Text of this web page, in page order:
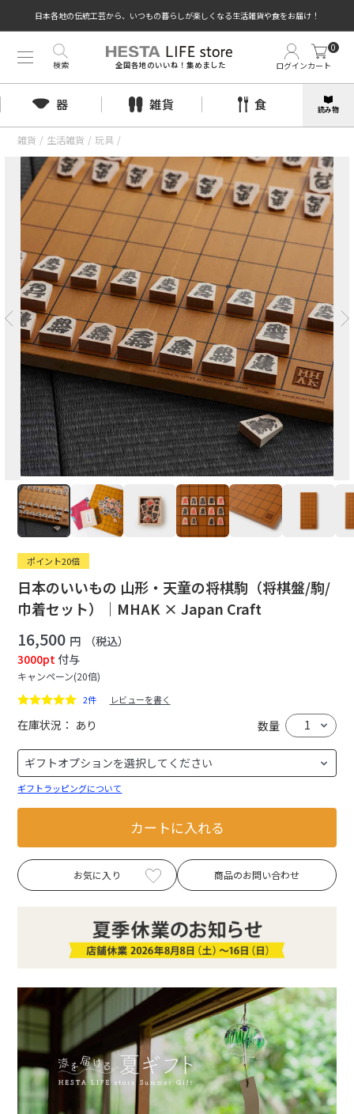
日本各地の伝統工芸から、いつもの暮らしが楽しくなる生活雑貨や食をお届け！
全国各地のいいね！集めました ログインカート
0
検索
器 雑貨 食 読み物
雑貨 / 生活雑貨 / 玩具 /
ポイント20倍
日本のいいもの 山形・天童の将棋駒（将棋盤/駒/
巾着セット）｜MHAK × Japan Craft
16,500 円
（税込）
3000pt 付与
キャンペーン(20倍)
2件 レビューを書く
在庫状況： あり 数量
ギフトラッピングについて
カートに入れる
お気に入り 商品のお問い合わせ